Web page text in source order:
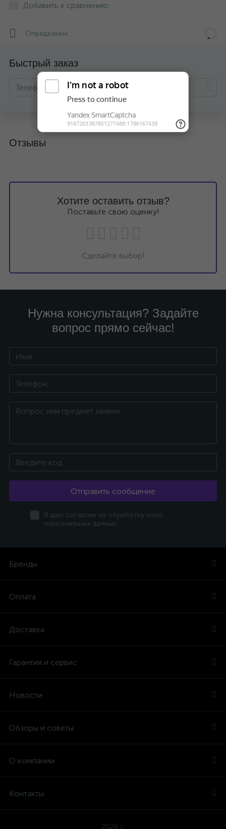
Добавить к сравнению
Определяем...
Быстрый заказ
Отзывы
Хотите оставить отзыв?
Поставьте свою оценку!
Сделайте выбор!
Нужна консультация? Задайте
вопрос прямо сейчас!
Отправить сообщение
Я даю согласие на обработку моих
персональных данных
Бренды
Оплата
Доставка
Гарантия и сервис
Новости
Обзоры и советы
О компании
Контакты
2026 г.